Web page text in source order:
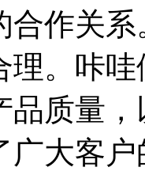
合作关
理。咔
品质量
广大客